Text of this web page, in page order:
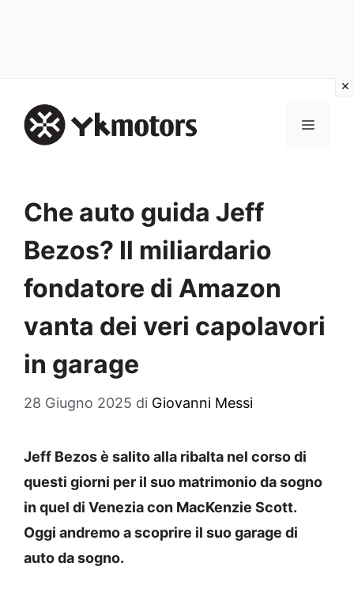
contenuto
MENU
Che auto guida Jeff
Bezos? Il miliardario
fondatore di Amazon
vanta dei veri capolavori
in garage
28 Giugno 2025 di Giovanni Messi
Jeff Bezos è salito alla ribalta nel corso di
questi giorni per il suo matrimonio da sogno
in quel di Venezia con MacKenzie Scott.
Oggi andremo a scoprire il suo garage di
auto da sogno.